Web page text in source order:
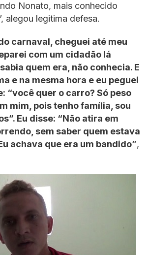
Nonato, mais conhecido
alegou legitima defesa.
carnaval, cheguei até meu
com um cidadão lá
quem era, não conhecia. E
e na mesma hora e eu peguei
“você quer o carro? Só peso
mim, pois tenho família, sou
Eu disse: “Não atira em
sem saber quem estava
achava que era um bandido”,